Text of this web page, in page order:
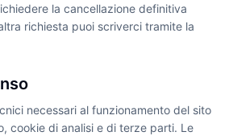
la cancellazione definitiva
richiesta puoi scriverci tramite la
necessari al funzionamento del sito
cookie di analisi e di terze parti. Le